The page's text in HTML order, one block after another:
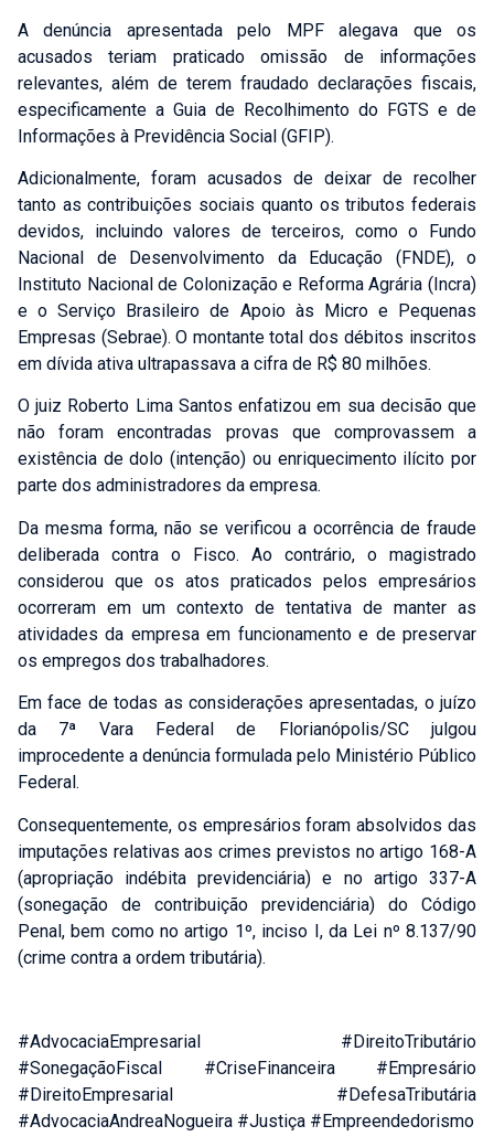
A denúncia apresentada pelo MPF alegava que os
acusados teriam praticado omissão de informações
relevantes, além de terem fraudado declarações fiscais,
especificamente a Guia de Recolhimento do FGTS e de
Informações à Previdência Social (GFIP).
Adicionalmente, foram acusados de deixar de recolher
tanto as contribuições sociais quanto os tributos federais
devidos, incluindo valores de terceiros, como o Fundo
Nacional de Desenvolvimento da Educação (FNDE), o
Instituto Nacional de Colonização e Reforma Agrária (Incra)
e o Serviço Brasileiro de Apoio às Micro e Pequenas
Empresas (Sebrae). O montante total dos débitos inscritos
em dívida ativa ultrapassava a cifra de R$ 80 milhões.
O juiz Roberto Lima Santos enfatizou em sua decisão que
não foram encontradas provas que comprovassem a
existência de dolo (intenção) ou enriquecimento ilícito por
parte dos administradores da empresa.
Da mesma forma, não se verificou a ocorrência de fraude
deliberada contra o Fisco. Ao contrário, o magistrado
considerou que os atos praticados pelos empresários
ocorreram em um contexto de tentativa de manter as
atividades da empresa em funcionamento e de preservar
os empregos dos trabalhadores.
Em face de todas as considerações apresentadas, o juízo
da 7ª Vara Federal de Florianópolis/SC julgou
improcedente a denúncia formulada pelo Ministério Público
Federal.
Consequentemente, os empresários foram absolvidos das
imputações relativas aos crimes previstos no artigo 168-A
(apropriação indébita previdenciária) e no artigo 337-A
(sonegação de contribuição previdenciária) do Código
Penal, bem como no artigo 1º, inciso I, da Lei nº 8.137/90
(crime contra a ordem tributária).
#AdvocaciaEmpresarial #DireitoTributário
#SonegaçãoFiscal #CriseFinanceira #Empresário
#DireitoEmpresarial #DefesaTributária
#AdvocaciaAndreaNogueira #Justiça #Empreendedorismo
Falar com Especialista
Nome: *
Celular:
E-mail:*
Áreas que deseja mais informações:
HOLDINGS PATRIMONIAIS E FAMILIARES
PRECATÓRIOS
DIREITO ELEITORAL
Criminal Empresarial
TRABALHISTA EMPRESARIAL